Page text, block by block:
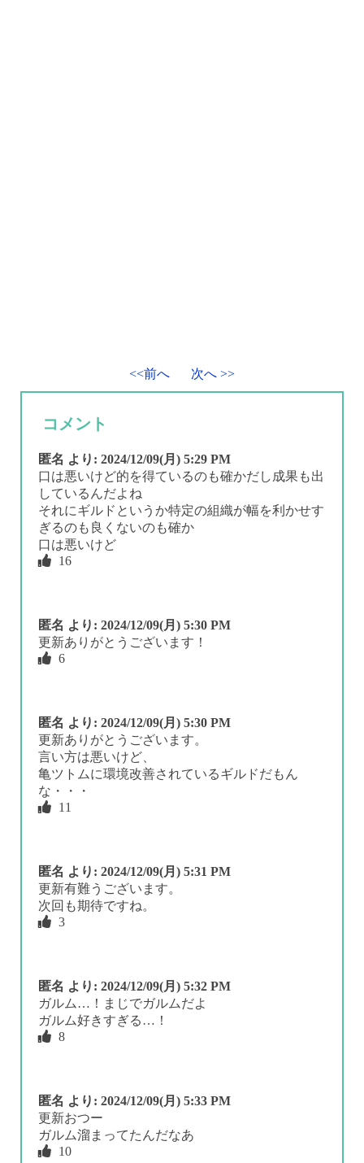
<<前へ 次へ >>
コメント
匿名 より: 2024/12/09(月) 5:29 PM
口は悪いけど的を得ているのも確かだし成果も出
しているんだよね
それにギルドというか特定の組織が幅を利かせす
ぎるのも良くないのも確か
口は悪いけど
16
匿名 より: 2024/12/09(月) 5:30 PM
更新ありがとうございます！
6
匿名 より: 2024/12/09(月) 5:30 PM
更新ありがとうございます。
言い方は悪いけど、
亀ツトムに環境改善されているギルドだもん
な・・・
11
匿名 より: 2024/12/09(月) 5:31 PM
更新有難うございます。
次回も期待ですね。
3
匿名 より: 2024/12/09(月) 5:32 PM
ガルム…！まじでガルムだよ
ガルム好きすぎる…！
8
匿名 より: 2024/12/09(月) 5:33 PM
更新おつー
ガルム溜まってたんだなあ
10